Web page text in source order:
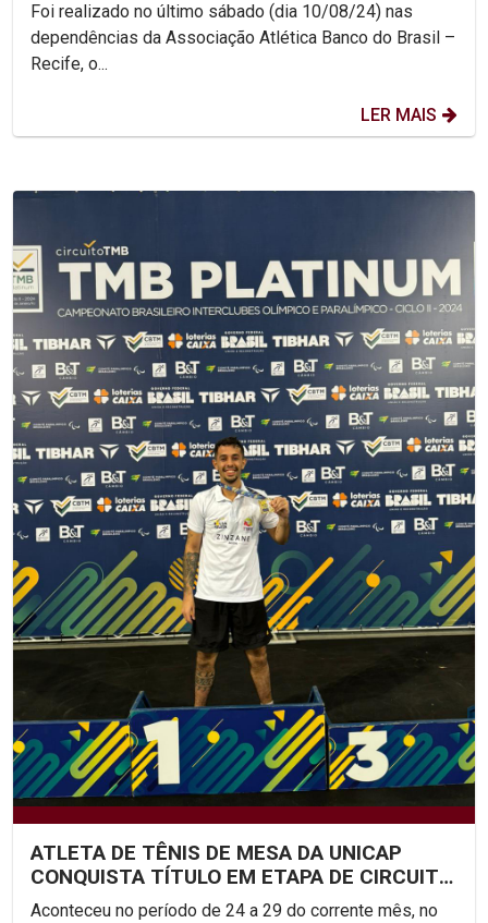
Foi realizado no último sábado (dia 10/08/24) nas
dependências da Associação Atlética Banco do Brasil –
Recife, o...
LER MAIS
ATLETA DE TÊNIS DE MESA DA UNICAP
CONQUISTA TÍTULO EM ETAPA DE CIRCUITO
NACIONAL
Aconteceu no período de 24 a 29 do corrente mês, no